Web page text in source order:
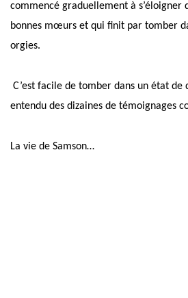
commencé graduellement à s’éloigner
bonnes mœurs et qui finit par tomber
orgies.
C’est facile de tomber dans un état de
entendu des dizaines de témoignages
La vie de Samson…